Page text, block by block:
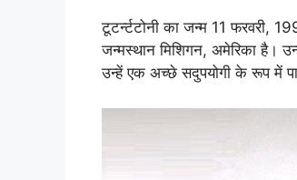
टूटर्न्टटोनी का जन्म 11
जन्मस्थान मिशिगन, अमेरिका है।
उन्हें एक अच्छे सदुपयोगी के रूप में